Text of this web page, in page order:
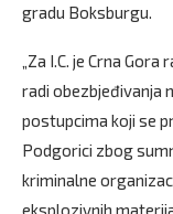
gradu Boksburgu.
„Za I.C. je Crna
radi obezbjeđivanja
postupcima koji se
Podgorici zbog
kriminalne
eksplozivnih